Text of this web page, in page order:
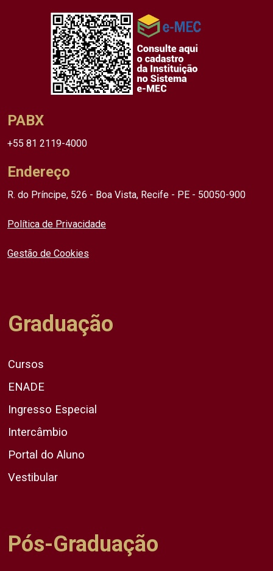
PABX
+55 81 2119-4000
Endereço
R. do Príncipe, 526 - Boa Vista, Recife - PE - 50050-900
Política de Privacidade
Gestão de Cookies
Graduação
Cursos
ENADE
Ingresso Especial
Intercâmbio
Portal do Aluno
Vestibular
Pós-Graduação